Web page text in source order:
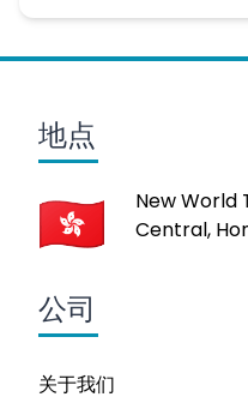
地点
New World
Central,
公司
关于我们